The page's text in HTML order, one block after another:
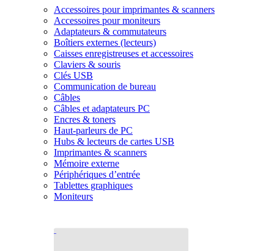
Accessoires pour imprimantes & scanners
Accessoires pour moniteurs
Adaptateurs & commutateurs
Boîtiers externes (lecteurs)
Caisses enregistreuses et accessoires
Claviers & souris
Clés USB
Communication de bureau
Câbles
Câbles et adaptateurs PC
Encres & toners
Haut-parleurs de PC
Hubs & lecteurs de cartes USB
Imprimantes & scanners
Mémoire externe
Périphériques d’entrée
Tablettes graphiques
Moniteurs